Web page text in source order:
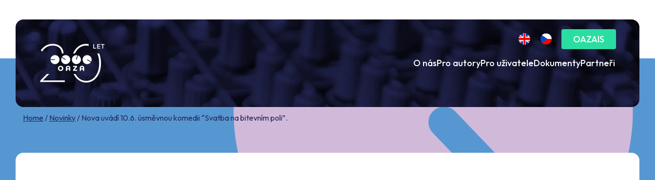
content
O násPro autoryPro uživateleDokumentyPartneři
OAZAIS
Home / Novinky/ Nova uvádí 10.6. úsměvnou komedii “Svatba na bitevním poli”.